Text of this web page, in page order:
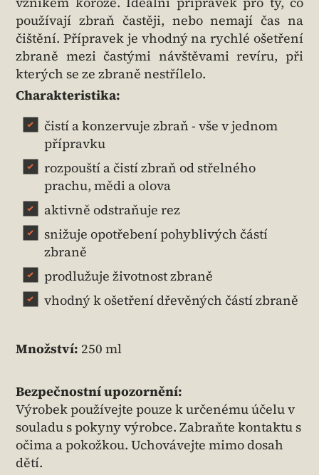
používají zbraň častěji, nebo nemají čas na
čištění. Přípravek je vhodný na rychlé ošetření
zbraně mezi častými návštěvami revíru, při
kterých se ze zbraně nestřílelo.
Charakteristika:
čistí a konzervuje zbraň - vše v jednom
přípravku
rozpouští a čistí zbraň od střelného
prachu, mědi a olova
aktivně odstraňuje rez
snižuje opotřebení pohyblivých částí
zbraně
prodlužuje životnost zbraně
vhodný k ošetření dřevěných částí zbraně
Množství: 250 ml
Bezpečnostní upozornění:
Výrobek používejte pouze k určenému účelu v
souladu s pokyny výrobce. Zabraňte kontaktu s
očima a pokožkou. Uchovávejte mimo dosah
dětí.